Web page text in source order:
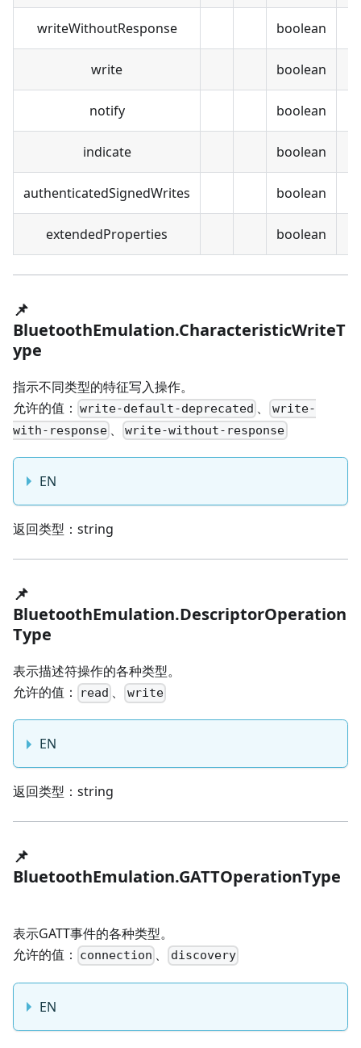
writeWithoutResponse boolean
write boolean
notify boolean
indicate boolean
authenticatedSignedWrites boolean
extendedProperties boolean
📌
BluetoothEmulation.CharacteristicWriteT
ype
指示不同类型的特征写入操作。
允许的值： write-default-deprecated 、 write-
with-response 、 write-without-response
EN
返回类型：string
📌
BluetoothEmulation.DescriptorOperation
Type
表示描述符操作的各种类型。
允许的值：
read 、 write
EN
返回类型：string
📌
BluetoothEmulation.GATTOperationType
表示GATT事件的各种类型。
允许的值：
connection 、 discovery
EN